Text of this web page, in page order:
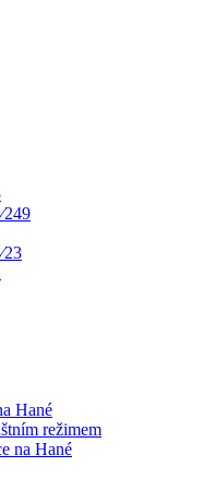
Hané
režimem
na Hané